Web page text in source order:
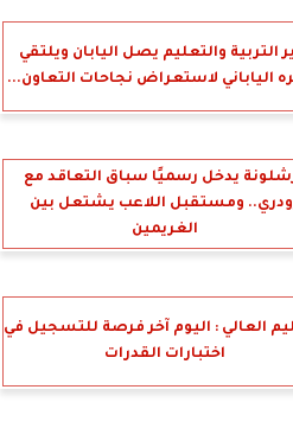
التربية والتعليم يصل اليابان ويلتقي
الياباني لاستعراض نجاحات التعاون...
يدخل رسميًا سباق التعاقد مع
ومستقبل اللاعب يشتعل بين
الغريمين
العالي : اليوم آخر فرصة للتسجيل في
اختبارات القدرات